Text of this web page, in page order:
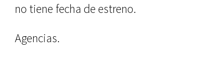
no tiene fecha de estreno.
Agencias.